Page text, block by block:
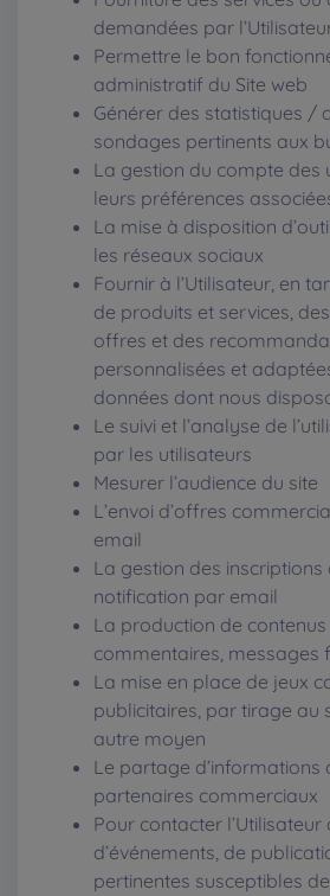
demandées par
Permettre le bon
administratif du Site web
Générer des statistiques /
sondages pertinents aux
La gestion du compte des
leurs préférences
La mise à disposition
les réseaux sociaux
Fournir à l’Utilisateur, en
de produits et services,
offres et des
personnalisées et
données dont nous
Le suivi et l’analyse de
par les utilisateurs
Mesurer l’audience du site
L’envoi d’offres
email
La gestion des
notification par email
La production de contenus
commentaires, messages
La mise en place de jeux
publicitaires, par tirage au
autre moyen
Le partage d’informations
partenaires commerciaux
Pour contacter l’Utilisateur
d’événements, de
pertinentes susceptibles